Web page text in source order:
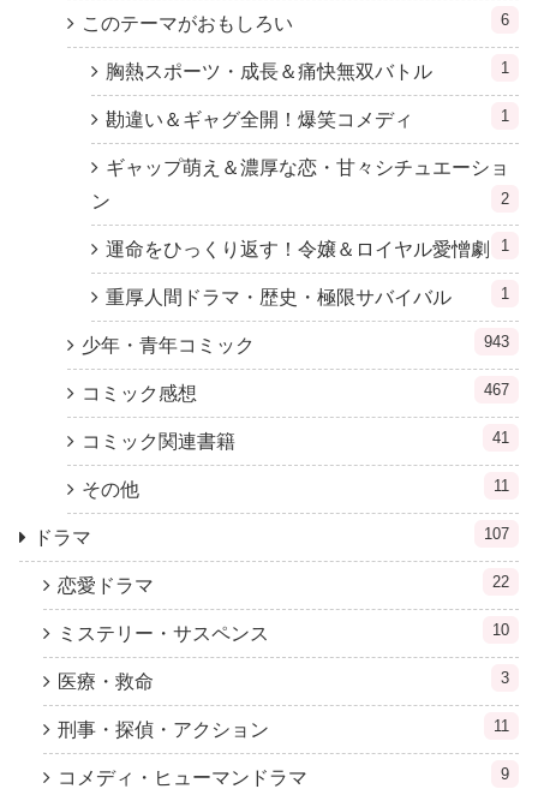
このテーマがおもしろい 6
胸熱スポーツ・成長＆痛快無双バトル 1
勘違い＆ギャグ全開！爆笑コメディ 1
ギャップ萌え＆濃厚な恋・甘々シチュエーショ
ン
2
運命をひっくり返す！令嬢＆ロイヤル愛憎劇 1
重厚人間ドラマ・歴史・極限サバイバル 1
少年・青年コミック 943
コミック感想 467
コミック関連書籍 41
その他 11
ドラマ 107
恋愛ドラマ 22
ミステリー・サスペンス 10
医療・救命 3
刑事・探偵・アクション 11
コメディ・ヒューマンドラマ 9